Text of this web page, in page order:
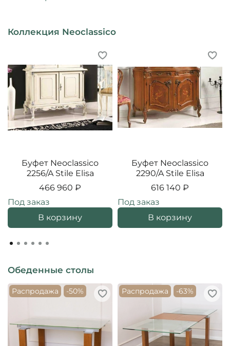
Коллекция Neoclassico
Буфет Neoclassico
2256/A Stile Elisa
466 960 ₽
Под заказ
В корзину
Буфет Neoclassico
2290/A Stile Elisa
616 140 ₽
Под заказ
В корзину
Обеденные столы
Распродажа -50% Распродажа -63%